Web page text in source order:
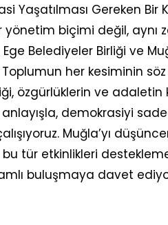
Yaşatılması Gereken Bir
yönetim biçimi değil, aynı
Ege Belediyeler Birliği ve
Toplumun her kesiminin
özgürlüklerin ve adaletin
demokrasiyi
Muğla’yı
tür etkinlikleri
buluşmaya davet